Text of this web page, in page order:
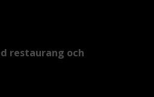
restaurang och